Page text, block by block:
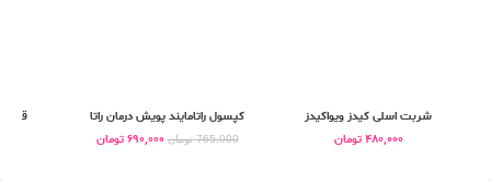
شربت اسلی کیدز ویواکیدز
480,000 تومان
کپسول راتامایند پویش درمان راتا
765,000 تومان 690,000 تومان
قطره